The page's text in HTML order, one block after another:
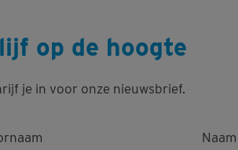
op de hoogte
je in voor onze nieuwsbrief.
Naam